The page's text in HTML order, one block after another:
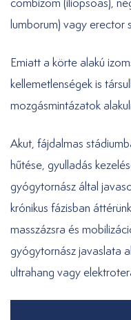
lumborum) vagy erector
Emiatt a körte alakú
kellemetlenségek is
mozgásmintázatok
Akut, fájdalmas
hűtése, gyulladás
gyógytornász által
krónikus fázisban
masszázsra és
gyógytornász javaslata
ultrahang vagy